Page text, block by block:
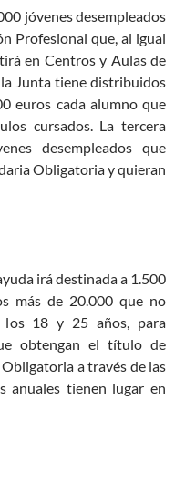
jóvenes desempleados
Profesional que, al igual
en Centros y Aulas de
Junta tiene distribuidos
euros cada alumno que
cursados. La tercera
desempleados que
Obligatoria y quieran
irá destinada a 1.500
más de 20.000 que no
los 18 y 25 años, para
obtengan el título de
a través de las
anuales tienen lugar en